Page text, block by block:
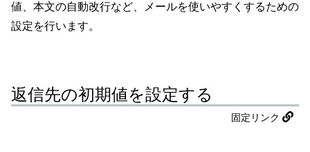
値、本文の自動改行など、メールを使いやすくするための
設定を行います。
返信先の初期値を設定する
固定リンク